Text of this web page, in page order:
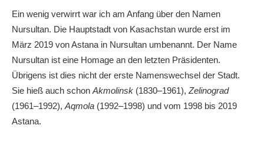
Ein wenig verwirrt war ich am Anfang über den Namen
Nursultan. Die Hauptstadt von Kasachstan wurde erst im
März 2019 von Astana in Nursultan umbenannt. Der Name
Nursultan ist eine Homage an den letzten Präsidenten.
Übrigens ist dies nicht der erste Namenswechsel der Stadt.
Sie hieß auch schon Akmolinsk (1830–1961), Zelinograd
(1961–1992), Aqmola (1992–1998) und vom 1998 bis 2019
Astana.